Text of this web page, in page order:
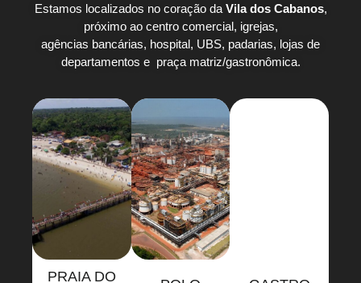
Estamos localizados no coração da Vila dos Cabanos,
próximo ao centro comercial, igrejas,
agências bancárias, hospital, UBS, padarias, lojas de
departamentos e praça matriz/gastronômica.
PRAIA DO